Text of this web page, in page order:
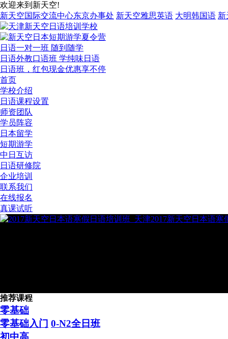
欢迎来到新天空!
新天空国际交流中心东京办事处 新天空雅思英语 大明韩国语 新
日语一对一班 随到随学
日语外教口语班 学纯味日语
日语班，红包现金优惠享不停
首页
学校介绍
日语课程设置
师资团队
学员阵容
日本留学
短期游学
中日互访
日语研修院
企业培训
联系我们
在线报名
真课试听
2017新天空日本语寒
推荐课程
零基础
零基础入门 0-N2全日班
初中高